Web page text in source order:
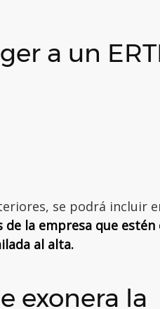
a un
se podrá incluir
la empresa que estén
al alta.
exonera la